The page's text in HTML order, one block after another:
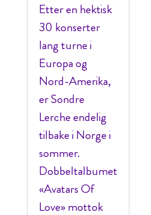
Etter en hektisk
30 konserter
lang turne i
Europa og
Nord-Amerika,
er Sondre
Lerche endelig
tilbake i Norge i
sommer.
Dobbeltalbumet
«Avatars Of
Love» mottok